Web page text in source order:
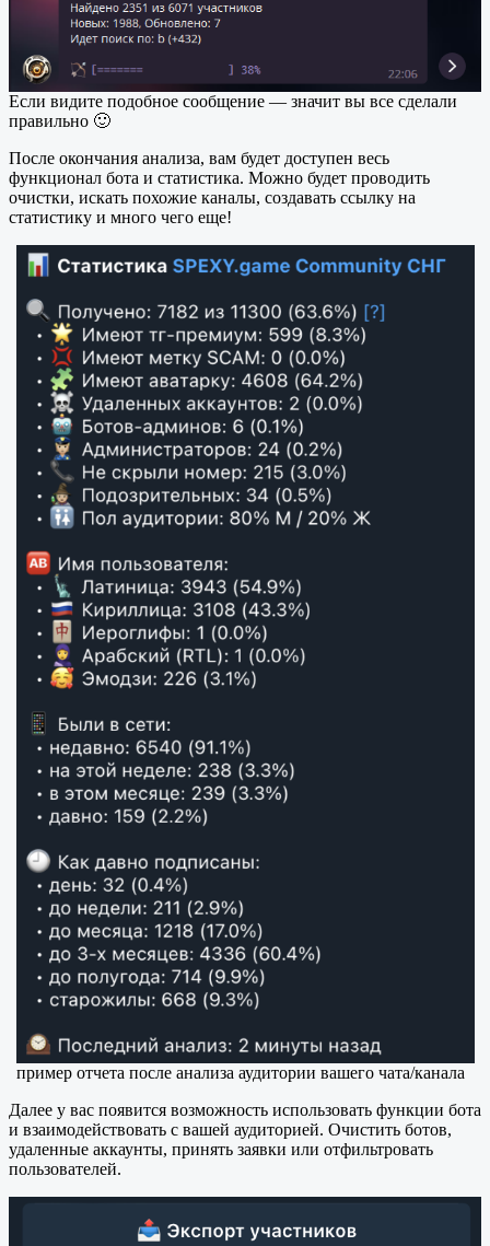
Если видите подобное сообщение — значит вы все сделали
правильно 🙂
После окончания анализа, вам будет доступен весь
функционал бота и статистика. Можно будет проводить
очистки, искать похожие каналы, создавать ссылку на
статистику и много чего еще!
пример отчета после анализа аудитории вашего чата/канала
Далее у вас появится возможность использовать функции бота
и взаимодействовать с вашей аудиторией. Очистить ботов,
удаленные аккаунты, принять заявки или отфильтровать
пользователей.